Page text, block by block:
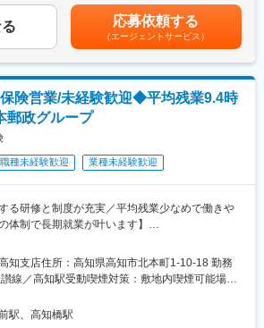
業務全般
長と相談しながら目標設定。売上だけでなく、
アフターフォローなども含めて総合的に評価
す。
、老後など日々の暮らしの中で生じるお悩みに
体となった地域密着のサービスを活かしなが
寄り添ったご案内・ご相談対応を行います。
問準備～訪問※契約内容のご説明等など
訪問
以降の訪問準備・事務作業）／17:15退社
用しているため、お話を聞いていただきやす
得や訪問時のハードルが低い点も特徴です。
たい」「お願いしてよかった」といった言葉を
、大きな達成感とやりがいを感じられます。
する社員に対する勤務地手当等を支給■詳細は社
定します。■昇給：年1回／賞与：年2回賃金は
金額であり、選考を通じて上下する可能性があ
)は固定手当を含めた表記です。
応募依頼する
（エージェントサービス）
保険営業/未経験歓迎◆平均残業9.4時
郵政グループ
職種未経験歓迎 業種未経験歓迎
る研修と制度が充実／平均残業少なめで働きや
体制で長期就業が叶います】
向け保険営業職として、企業経営者や法人のお
経営リスクの備えや従業員の福利厚生の充実を
商品を提案・販売していただきます。お客さま
ニーズに応じた最適な保険商品を提供すること
知支店住所：高知県高知市北本町1-10-18 勤務
線／高知駅受動喫煙対策：敷地内喫煙可能場所
四国エリア4か所の支店
駅、高知橋駅